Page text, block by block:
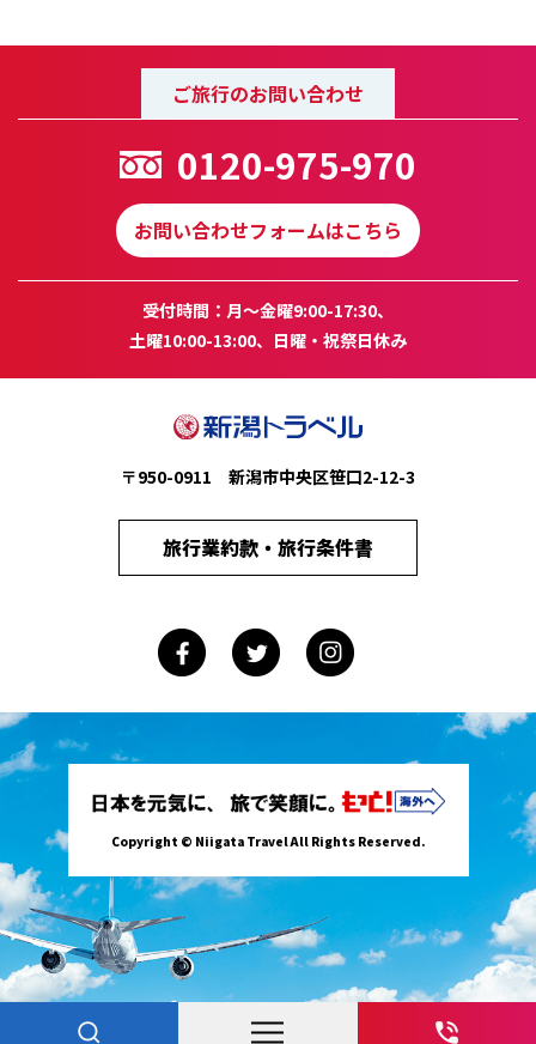
ご旅行のお問い合わせ
0120-975-970
お問い合わせフォームはこちら
受付時間：月～金曜9:00-17:30、
土曜10:00-13:00、日曜・祝祭日休み
〒950-0911 新潟市中央区笹口2-12-3
旅行業約款・旅行条件書
Copyright © Niigata Travel All Rights Reserved.